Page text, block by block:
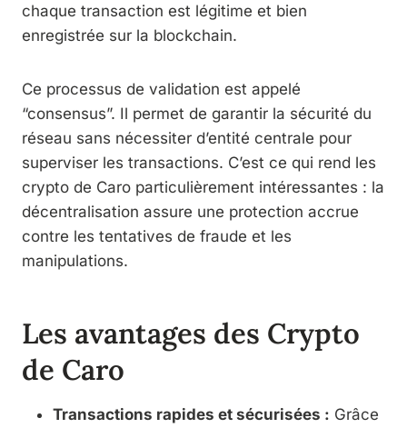
chaque transaction est légitime et bien
enregistrée sur la blockchain.
Ce processus de validation est appelé
“consensus”. Il permet de garantir la sécurité du
réseau sans nécessiter d’entité centrale pour
superviser les transactions. C’est ce qui rend les
crypto de Caro particulièrement intéressantes : la
décentralisation assure une protection accrue
contre les tentatives de fraude et les
manipulations.
Les avantages des Crypto
de Caro
Transactions rapides et sécurisées : Grâce